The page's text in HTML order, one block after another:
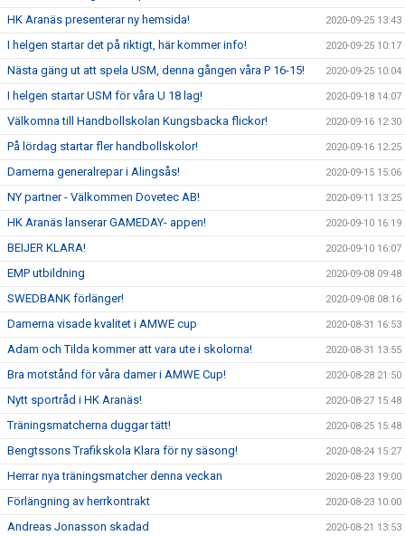
HK Aranäs presenterar ny hemsida! 2020-09-25 13:43
I helgen startar det på riktigt, här kommer info! 2020-09-25 10:17
Nästa gäng ut att spela USM, denna gången våra P 16-15! 2020-09-25 10:04
I helgen startar USM för våra U 18 lag! 2020-09-18 14:07
Välkomna till Handbollskolan Kungsbacka flickor! 2020-09-16 12:30
På lördag startar fler handbollskolor! 2020-09-16 12:25
Damerna generalrepar i Alingsås! 2020-09-15 15:06
NY partner - Välkommen Dovetec AB! 2020-09-11 13:25
HK Aranäs lanserar GAMEDAY- appen! 2020-09-10 16:19
BEIJER KLARA! 2020-09-10 16:07
EMP utbildning 2020-09-08 09:48
SWEDBANK förlänger! 2020-09-08 08:16
Damerna visade kvalitet i AMWE cup 2020-08-31 16:53
Adam och Tilda kommer att vara ute i skolorna! 2020-08-31 13:55
Bra motstånd för våra damer i AMWE Cup! 2020-08-28 21:50
Nytt sportråd i HK Aranäs! 2020-08-27 15:48
Träningsmatcherna duggar tätt! 2020-08-25 15:48
Bengtssons Trafikskola Klara för ny säsong! 2020-08-24 15:27
Herrar nya träningsmatcher denna veckan 2020-08-23 19:00
Förlängning av herrkontrakt 2020-08-23 10:00
Andreas Jonasson skadad 2020-08-21 13:53